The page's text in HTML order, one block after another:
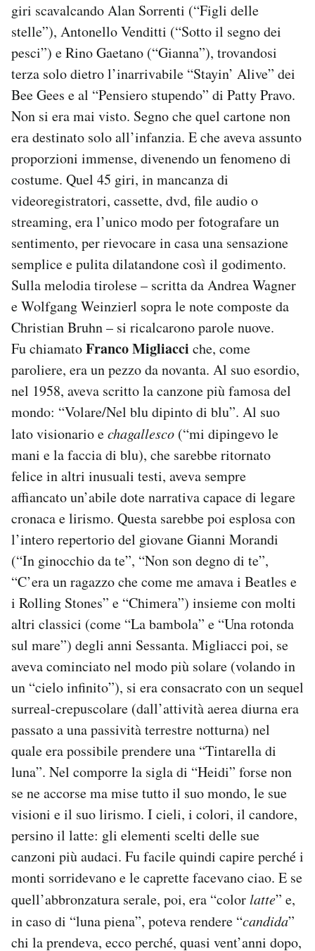
giri scavalcando Alan Sorrenti (“Figli delle
stelle”), Antonello Venditti (“Sotto il segno dei
pesci”) e Rino Gaetano (“Gianna”), trovandosi
terza solo dietro l’inarrivabile “Stayin’ Alive” dei
Bee Gees e al “Pensiero stupendo” di Patty Pravo.
Non si era mai visto. Segno che quel cartone non
era destinato solo all’infanzia. E che aveva assunto
proporzioni immense, divenendo un fenomeno di
costume. Quel 45 giri, in mancanza di
videoregistratori, cassette, dvd, file audio o
streaming, era l’unico modo per fotografare un
sentimento, per rievocare in casa una sensazione
semplice e pulita dilatandone così il godimento.
Sulla melodia tirolese – scritta da Andrea Wagner
e Wolfgang Weinzierl sopra le note composte da
Christian Bruhn – si ricalcarono parole nuove.
Fu chiamatoFrancoMigliacci che, come
paroliere, era un pezzo da novanta. Al suo esordio,
nel 1958, aveva scritto la canzone più famosa del
mondo: “Volare/Nel blu dipinto di blu”. Al suo
lato visionario echagallesco (“mi dipingevo le
mani e la faccia di blu), che sarebbe ritornato
felice in altri inusuali testi, aveva sempre
affiancato un’abile dote narrativa capace di legare
cronaca e lirismo. Questa sarebbe poi esplosa con
l’intero repertorio del giovane Gianni Morandi
(“In ginocchio da te”, “Non son degno di te”,
“C’era un ragazzo che come me amava i Beatles e
i Rolling Stones” e “Chimera”) insieme con molti
altri classici (come “La bambola” e “Una rotonda
sul mare”) degli anni Sessanta. Migliacci poi, se
aveva cominciato nel modo più solare (volando in
un “cielo infinito”), si era consacrato con un sequel
surreal-crepuscolare (dall’attività aerea diurna era
passato a una passività terrestre notturna) nel
quale era possibile prendere una “Tintarella di
luna”. Nel comporre la sigla di “Heidi” forse non
se ne accorse ma mise tutto il suo mondo, le sue
visioni e il suo lirismo. I cieli, i colori, il candore,
persino il latte: gli elementi scelti delle sue
canzoni più audaci. Fu facile quindi capire perché i
monti sorridevano e le caprette facevano ciao. E se
quell’abbronzatura serale, poi, era “colorlatte” e,
in caso di “luna piena”, poteva rendere “candida”
chi la prendeva, ecco perché, quasi vent’anni dopo,